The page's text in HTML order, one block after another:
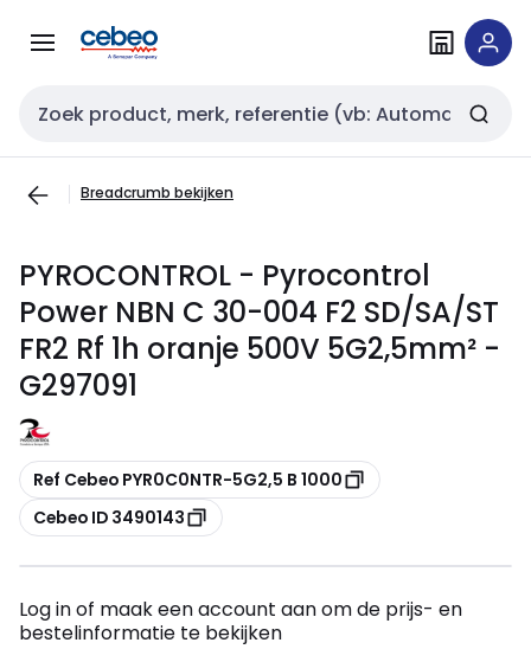
naar
naar
Zoekveld invoer
Breadcrumb bekijken
PYROCONTROL - Pyrocontrol
Power NBN C 30-004 F2 SD/SA/ST
FR2 Rf 1h oranje 500V 5G2,5mm² -
G297091
Kopiëren
Ref Cebeo PYR0C0NTR-5G2,5 B 1000
Kopiëren
Cebeo ID 3490143
Log in of maak een account aan om de prijs- en
bestelinformatie te bekijken